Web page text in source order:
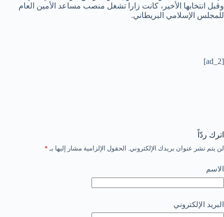
وقبل انتخابها الأخير، كانت زارا تشغل منصب مساعد الأمين العام
للمجلس الإسلامي البريطاني.
[ad_2]
اترك ردّاً
لن يتم نشر عنوان بريدك الإلكتروني. الحقول الإلزامية مشار إليها بـ *
الاسم
البريد الإلكتروني